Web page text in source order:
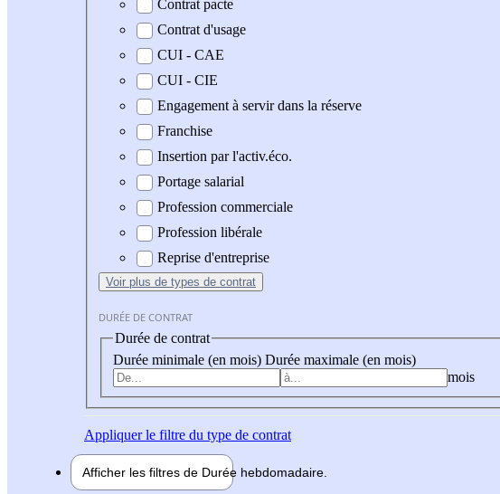
Contrat pacte
Contrat d'usage
CUI - CAE
CUI - CIE
Engagement à servir dans la réserve
Franchise
Insertion par l'activ.éco.
Portage salarial
Profession commerciale
Profession libérale
Reprise d'entreprise
Voir plus de types de contrat
DURÉE DE CONTRAT
Durée de contrat
Durée minimale (en mois) Durée maximale (en mois)
mois
Appliquerle filtre du type de contrat
Afficher les filtres de Durée hebdomadaire